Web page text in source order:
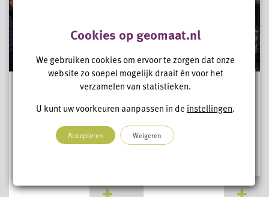
Werkvoorbereider
Infra
Ben jij nauwkeurig,
leergierig en wil je een
Werkvoorbereider
Bouw
Ben jij thuis in de
bouwwereld, werk je
Cookies op geomaat.nl
We gebruiken cookies om ervoor te zorgen dat onze
website zo soepel mogelijk draait én voor het
verzamelen van statistieken.
U kunt uw voorkeuren aanpassen in de instellingen.
Accepteren Weigeren